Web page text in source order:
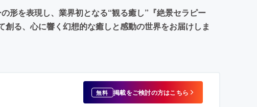
形を表現し、業界初となる“観る癒し”『絶景セラピー
る、心に響く幻想的な癒しと感動の世界をお届けしま
無料 掲載をご検討の方はこちら